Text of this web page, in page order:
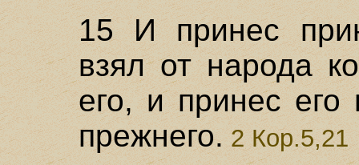
15 И принес
взял от народа
его, и принес его
прежнего. 2 Кор.5,21